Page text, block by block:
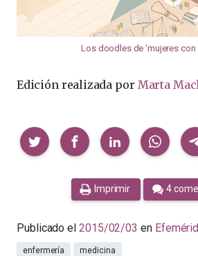
Los doodles de ‘mujeres con
Edición realizada por Marta
Compartir
Imprimir 4
Publicado el 2015/02/03 en
enfermería medicina